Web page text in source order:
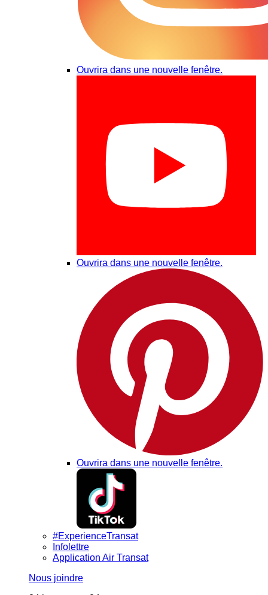
Ouvrira dans une nouvelle fenêtre.
Ouvrira dans une nouvelle fenêtre.
Ouvrira dans une nouvelle fenêtre.
#ExperienceTransat
Infolettre
Application Air Transat
Nous joindre